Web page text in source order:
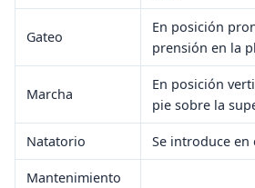
Gateo
En posición
prensión en la
Marcha
En posición
pie sobre la
Natatorio Se introduce en
Mantenimiento